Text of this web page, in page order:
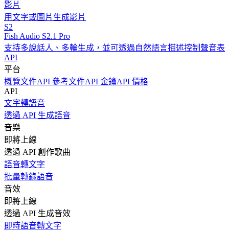
影片
用文字或圖片生成影片
S2
Fish Audio S2.1 Pro
支持多說話人、多輪生成，並可透過自然語言描述控制聲音表
API
平台
概覽文件API 參考文件API 金鑰API 價格
API
文字轉語音
透過 API 生成語音
音樂
即將上線
透過 API 創作歌曲
語音轉文字
批量轉錄語音
音效
即將上線
透過 API 生成音效
即時語音轉文字